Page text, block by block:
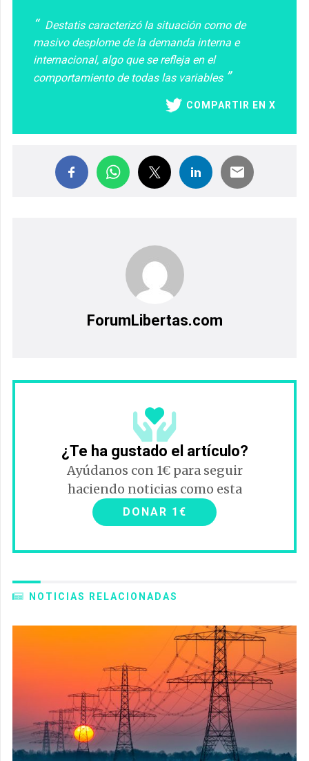
Destatis caracterizó la situación como de
masivo desplome de la demanda interna e
internacional, algo que se refleja en el
comportamiento de todas las variables
COMPARTIR EN X
ForumLibertas.com
¿Te ha gustado el artículo?
Ayúdanos con 1€ para seguir
haciendo noticias como esta
DONAR 1€
NOTICIAS RELACIONADAS